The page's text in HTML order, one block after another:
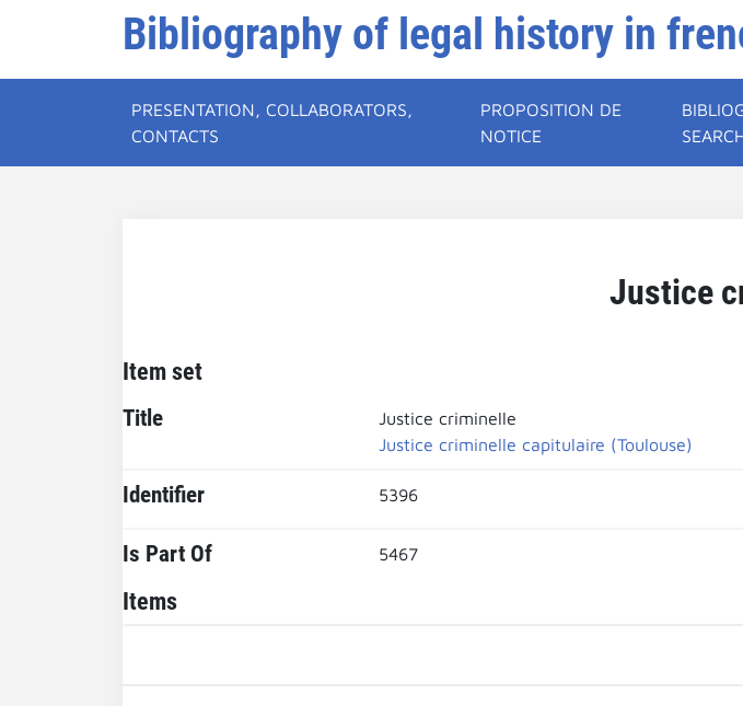
Bibliography of legal history in
PRESENTATION, COLLABORATORS,
CONTACTS
PROPOSITION DE
NOTICE
Justice
Item set
Title
Justice criminelle
Justice criminelle capitulaire (Toulouse)
Identifier 5396
Is Part Of 5467
Items